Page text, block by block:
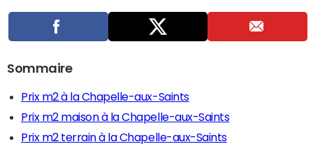
Sommaire
Prix m2 à la Chapelle-aux-Saints
Prix m2 maison à la Chapelle-aux-Saints
Prix m2 terrain à la Chapelle-aux-Saints